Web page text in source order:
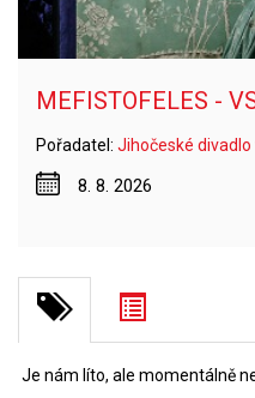
MEFISTOFELES -
Pořadatel: Jihočeské divadlo
8. 8. 2026
Je nám líto, ale momentálně